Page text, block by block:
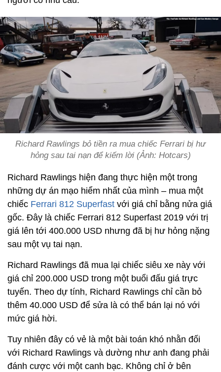
Richard Rawlings bỏ tiền ra mua chiếc Ferrari bị hư
hỏng sau tai nạn để kiếm lời (Ảnh: Hotcars)
Richard Rawlings hiện đang thực hiện một trong
những dự án mạo hiểm nhất của mình – mua một
chiếc Ferrari 812 Superfast với giá chỉ bằng nửa giá
gốc. Đây là chiếc Ferrari 812 Superfast 2019 với trị
giá lên tới 400.000 USD nhưng đã bị hư hỏng nặng
sau một vụ tai nạn.
Richard Rawlings đã mua lại chiếc siêu xe này với
giá chỉ 200.000 USD trong một buổi đấu giá trực
tuyến. Theo dự tính, Richard Rawlings chỉ cần bỏ
thêm 40.000 USD để sửa là có thể bán lại nó với
mức giá hời.
Tuy nhiên đây có vẻ là một bài toán khó nhằn đối
với Richard Rawlings và dường như anh đang phải
đánh cược với một canh bạc. Không chỉ ở bên